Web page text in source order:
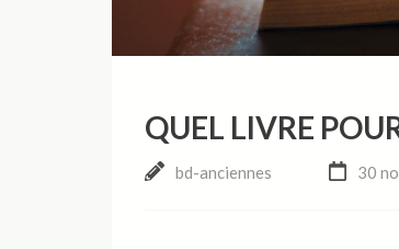
QUEL LIVRE
bd-anciennes 30